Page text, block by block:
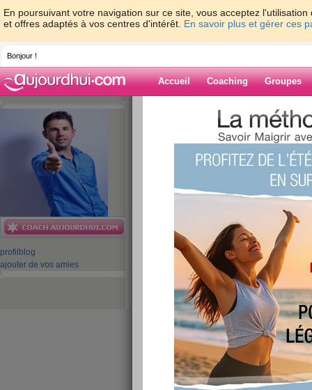
En poursuivant votre navigation sur ce site, vous acceptez
et offres adaptés à vos centres d'intérêt. En savoir plus et gérer ces
Bonjour !
Accueil Coaching Groupes
profil blog
ajouter de vos amies
> > La
Blog de
La ville où je l'ai
Rencontré qui ?